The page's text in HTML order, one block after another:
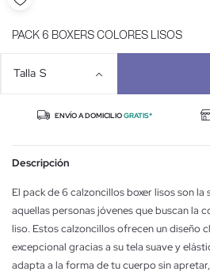
PACK 6 BOXERS COLORES LISOS
Talla S
ENVÍO A DOMICILIOGRATIS*
Descripción
El pack de 6 calzoncillos boxer lisos son
aquellas personas jóvenes que buscan la
liso. Estos calzoncillos ofrecen un diseño
excepcional gracias a su tela suave y
adapta a la forma de tu cuerpo sin